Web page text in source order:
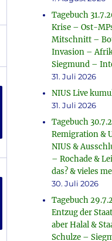
Tagebuch
Krise – Ost-
Mitschnitt –
Invasion –
Siegmund –
31. Juli 2026
NIUS Live
31. Juli 2026
Tagebuch
Remigration &
NIUS &
– Rochade &
das? & vieles
30. Juli 2026
Tagebuch
Entzug der
aber Halal &
Schulze –